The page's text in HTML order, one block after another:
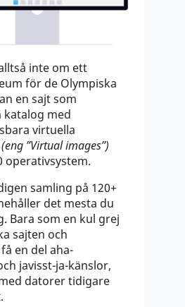
inte om ett
för de Olympiska
en sajt som
katalog med
virtuella
(eng ”Virtual images”)
operativsystem.
samling på 120+
det mesta du
Bara som en kul grej
sajten och
en del aha-
javisst-ja-känslor,
datorer tidigare